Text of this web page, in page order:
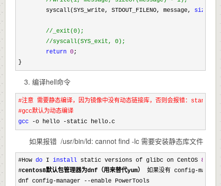
        syscall(SYS_write, STDOUT_FILENO, message,
sizeof
// _exit(0);
//syscall(SYS_exit, 0);
return 0;
}
3. 编译hell命令
#注意 需要静态编译，因为镜像中没有动态链接库，否则会报错
gcc -o hello -static hello.c
如果报错 /usr/bin/ld: cannot find -lc 需要安装静态库文件
#How do I install static versions of glibc on CentOS 8
#centos8默认包管理器为dnf（用来替代yum） 如果没有 config-
dnf config-manager --enable PowerTools